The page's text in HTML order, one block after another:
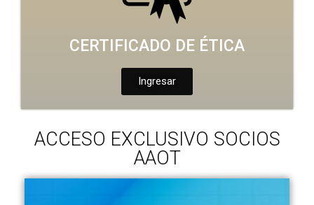
CERTIFICADO DE ÉTICA
Ingresar
ACCESO EXCLUSIVO SOCIOS
AAOT